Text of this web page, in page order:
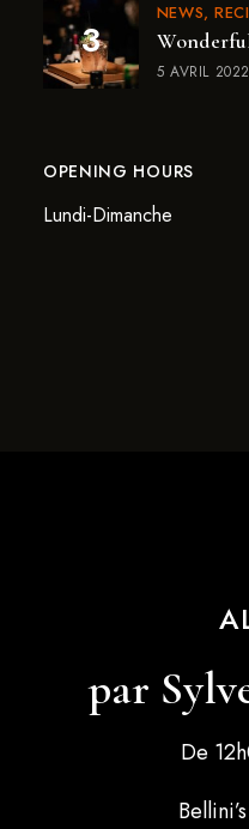
NEWS
5 AVRIL 2022
OPENING HOURS
Lundi-Dimanche
par
De